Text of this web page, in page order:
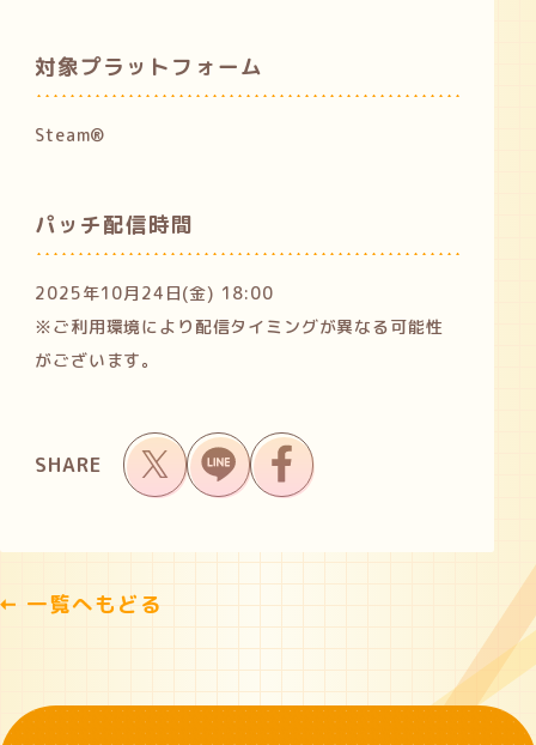
対象プラットフォーム
Steam®
パッチ配信時間
2025年10月24日(金) 18:00
※ご利用環境により配信タイミングが異なる可能性
がございます。
SHARE
一覧へもどる